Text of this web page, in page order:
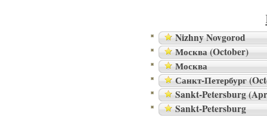
Nizhny Novgorod
Москва (October)
Москва
Санкт-Петербург
Sankt-Petersburg
Sankt-Petersburg